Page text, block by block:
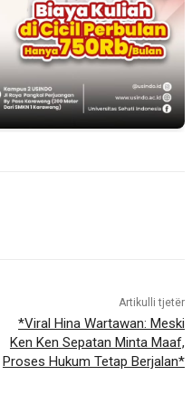
Artikulli tjetër
*Viral Hina Wartawan: Meski
Ken Ken Sepatan Minta Maaf,
Proses Hukum Tetap Berjalan*